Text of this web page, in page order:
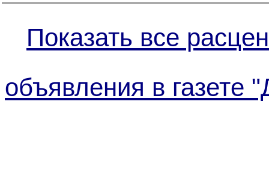
Показать все
объявления в газете